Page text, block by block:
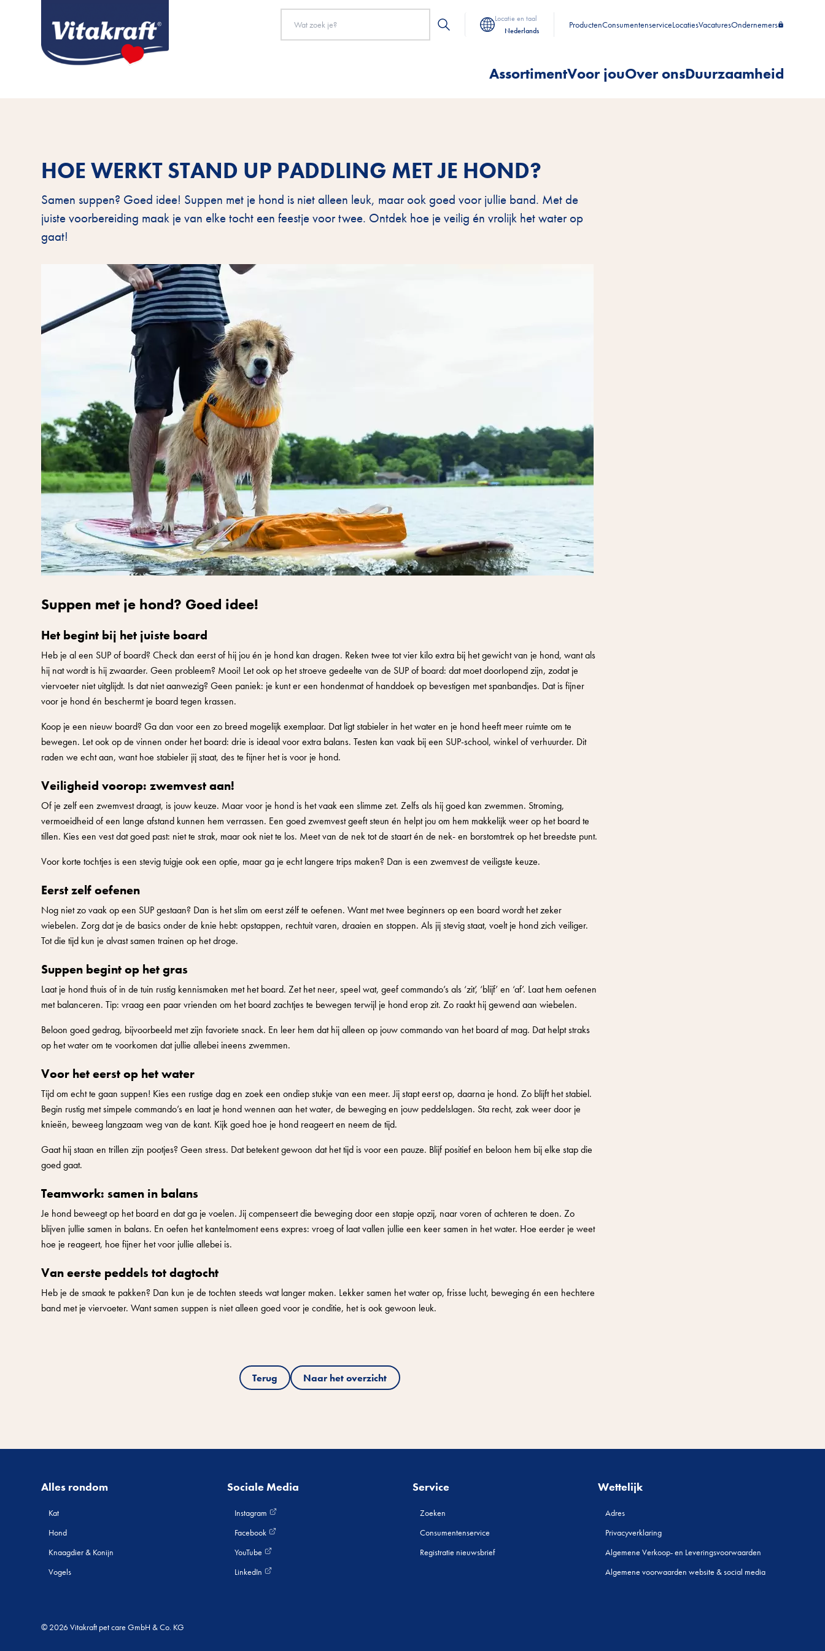
Locatie en taal
Nederlands
ProductenConsumentenserviceLocatiesVacaturesOndernemers
AssortimentVoor jouOver onsDuurzaamheid
HOE WERKT STAND UP PADDLING MET JE HOND?
Samen suppen? Goed idee! Suppen met je hond is niet alleen leuk, maar ook goed voor jullie band. Met de
juiste voorbereiding maak je van elke tocht een feestje voor twee. Ontdek hoe je veilig én vrolijk het water op
gaat!
Suppen met je hond? Goed idee!
Het begint bij het juiste board
Heb je al een SUP of board? Check dan eerst of hij jou én je hond kan dragen. Reken twee tot vier kilo extra bij het gewicht van je hond, want als
hij nat wordt is hij zwaarder. Geen probleem? Mooi! Let ook op het stroeve gedeelte van de SUP of board: dat moet doorlopend zijn, zodat je
viervoeter niet uitglijdt. Is dat niet aanwezig? Geen paniek: je kunt er een hondenmat of handdoek op bevestigen met spanbandjes. Dat is fijner
voor je hond én beschermt je board tegen krassen.
Koop je een nieuw board? Ga dan voor een zo breed mogelijk exemplaar. Dat ligt stabieler in het water en je hond heeft meer ruimte om te
bewegen. Let ook op de vinnen onder het board: drie is ideaal voor extra balans. Testen kan vaak bij een SUP-school, winkel of verhuurder. Dit
raden we echt aan, want hoe stabieler jij staat, des te fijner het is voor je hond.
Veiligheid voorop: zwemvest aan!
Of je zelf een zwemvest draagt, is jouw keuze. Maar voor je hond is het vaak een slimme zet. Zelfs als hij goed kan zwemmen. Stroming,
vermoeidheid of een lange afstand kunnen hem verrassen. Een goed zwemvest geeft steun én helpt jou om hem makkelijk weer op het board te
tillen. Kies een vest dat goed past: niet te strak, maar ook niet te los. Meet van de nek tot de staart én de nek- en borstomtrek op het breedste punt.
Voor korte tochtjes is een stevig tuigje ook een optie, maar ga je echt langere trips maken? Dan is een zwemvest de veiligste keuze.
Eerst zelf oefenen
Nog niet zo vaak op een SUP gestaan? Dan is het slim om eerst zélf te oefenen. Want met twee beginners op een board wordt het zeker
wiebelen. Zorg dat je de basics onder de knie hebt: opstappen, rechtuit varen, draaien en stoppen. Als jij stevig staat, voelt je hond zich veiliger.
Tot die tijd kun je alvast samen trainen op het droge.
Suppen begint op het gras
Laat je hond thuis of in de tuin rustig kennismaken met het board. Zet het neer, speel wat, geef commando’s als ‘zit’, ‘blijf’ en ‘af’. Laat hem oefenen
met balanceren. Tip: vraag een paar vrienden om het board zachtjes te bewegen terwijl je hond erop zit. Zo raakt hij gewend aan wiebelen.
Beloon goed gedrag, bijvoorbeeld met zijn favoriete snack. En leer hem dat hij alleen op jouw commando van het board af mag. Dat helpt straks
op het water om te voorkomen dat jullie allebei ineens zwemmen.
Voor het eerst op het water
Tijd om echt te gaan suppen! Kies een rustige dag en zoek een ondiep stukje van een meer. Jij stapt eerst op, daarna je hond. Zo blijft het stabiel.
Begin rustig met simpele commando’s en laat je hond wennen aan het water, de beweging en jouw peddelslagen. Sta recht, zak weer door je
knieën, beweeg langzaam weg van de kant. Kijk goed hoe je hond reageert en neem de tijd.
Gaat hij staan en trillen zijn pootjes? Geen stress. Dat betekent gewoon dat het tijd is voor een pauze. Blijf positief en beloon hem bij elke stap die
goed gaat.
Teamwork: samen in balans
Je hond beweegt op het board en dat ga je voelen. Jij compenseert die beweging door een stapje opzij, naar voren of achteren te doen. Zo
blijven jullie samen in balans. En oefen het kantelmoment eens expres: vroeg of laat vallen jullie een keer samen in het water. Hoe eerder je weet
hoe je reageert, hoe fijner het voor jullie allebei is.
Van eerste peddels tot dagtocht
Heb je de smaak te pakken? Dan kun je de tochten steeds wat langer maken. Lekker samen het water op, frisse lucht, beweging én een hechtere
band met je viervoeter. Want samen suppen is niet alleen goed voor je conditie, het is ook gewoon leuk.
Terug Naar het overzicht
Alles rondom
Kat
Hond
Knaagdier & Konijn
Vogels
Sociale Media
Instagram
Facebook
YouTube
LinkedIn
Service
Zoeken
Consumentenservice
Registratie nieuwsbrief
Wettelijk
Adres
Privacyverklaring
Algemene Verkoop- en Leveringsvoorwaarden
Algemene voorwaarden website & social media
© 2026 Vitakraft pet care GmbH & Co. KG